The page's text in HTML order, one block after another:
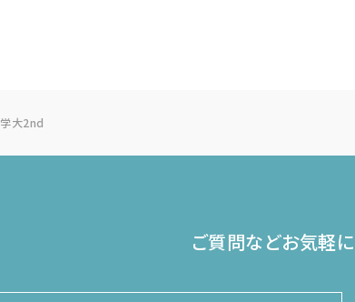
学大2nd
ご質問などお気軽に